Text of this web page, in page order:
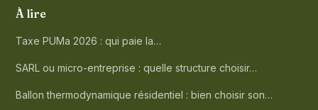
À lire
Taxe PUMa 2026 : qui paie la…
SARL ou micro-entreprise : quelle structure choisir…
Ballon thermodynamique résidentiel : bien choisir son…